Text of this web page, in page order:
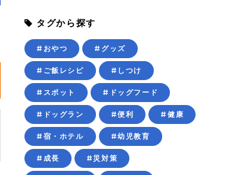
タグから探す
#おやつ #グッズ
#ご飯レシピ #しつけ
#スポット #ドッグフード
#ドッグラン #便利 #健康
#宿・ホテル #幼児教育
#成長 #災対策